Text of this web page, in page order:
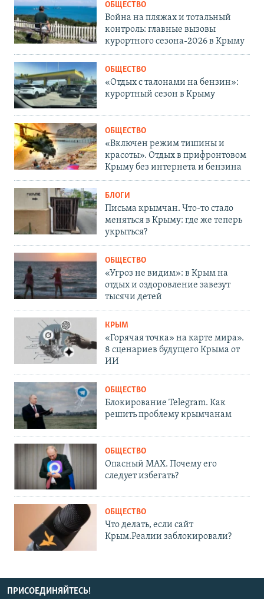
ОБЩЕСТВО
Война на пляжах и тотальный
контроль: главные вызовы
курортного сезона-2026 в Крыму
ОБЩЕСТВО
«Отдых с талонами на бензин»:
курортный сезон в Крыму
ОБЩЕСТВО
«Включен режим тишины и
красоты». Отдых в прифронтовом
Крыму без интернета и бензина
БЛОГИ
Письма крымчан. Что-то стало
меняться в Крыму: где же теперь
укрыться?
ОБЩЕСТВО
«Угроз не видим»: в Крым на
отдых и оздоровление завезут
тысячи детей
КРЫМ
«Горячая точка» на карте мира».
8 сценариев будущего Крыма от
ИИ
ОБЩЕСТВО
Блокирование Telegram. Как
решить проблему крымчанам
ОБЩЕСТВО
Опасный MAX. Почему его
следует избегать?
ОБЩЕСТВО
Что делать, если сайт
Крым.Реалии заблокировали?
ПРИСОЕДИНЯЙТЕСЬ!